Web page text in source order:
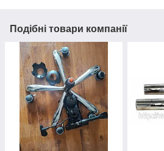
Подібні товари компанії